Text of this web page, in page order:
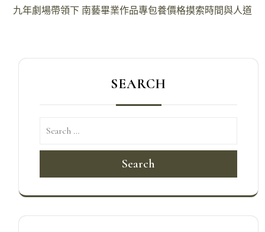
導
九年劇場帶領下 南藝畢業作品專包養價格摸索時間與人道
SEARCH
Search